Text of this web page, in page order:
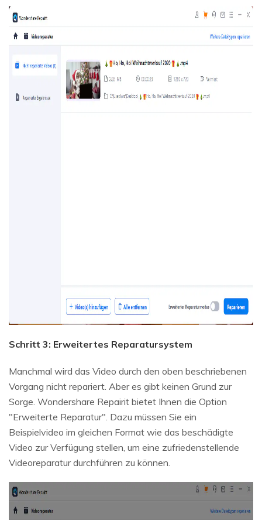
Schritt 3: Erweitertes Reparatursystem
Manchmal wird das Video durch den oben beschriebenen
Vorgang nicht repariert. Aber es gibt keinen Grund zur
Sorge. Wondershare Repairit bietet Ihnen die Option
"Erweiterte Reparatur". Dazu müssen Sie ein
Beispielvideo im gleichen Format wie das beschädigte
Video zur Verfügung stellen, um eine zufriedenstellende
Videoreparatur durchführen zu können.